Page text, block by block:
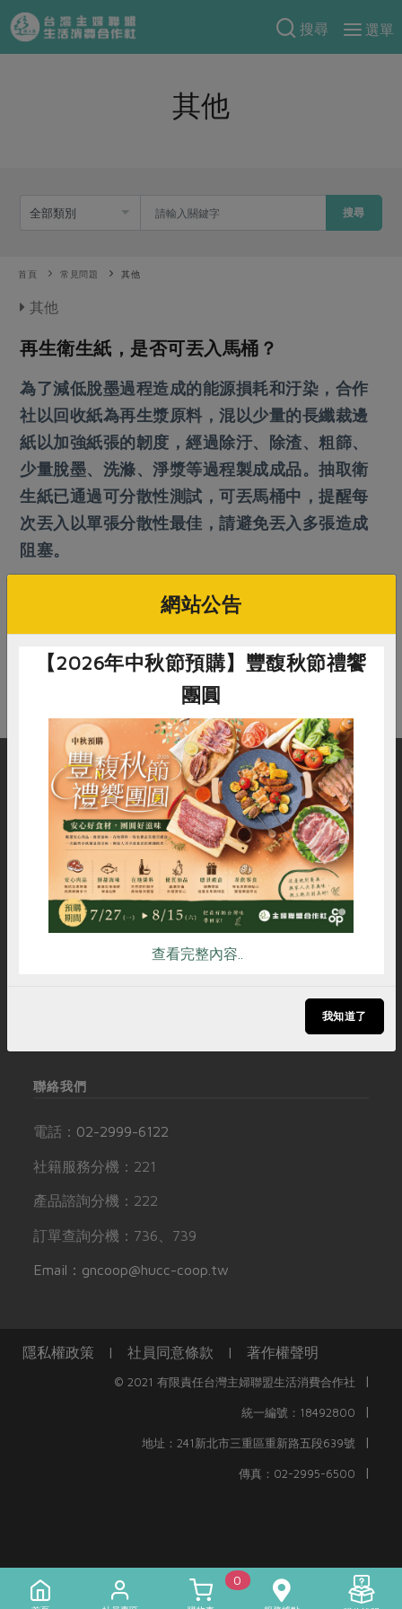
搜尋
選單
產品分類
畜產肉類 水產
水畜加工品
調理食材・點心
調味醬料/南北貨 烘焙
休閒零嘴
美妝保養 個人清潔
織品
圖書禮品
防災用品
最新產品
優惠專區
素食專區
麵食
海鮮
常備菜
蔬食
蛋料理
料理方式
烘焙．點心
醬料
湯品．鍋物
漬物
飲品
異國料理
年菜食譜
養身食補
節慶大餐
高麗菜海鮮煎餅
預購活動
把最好的台灣味帶回家！
當季產品
合作25-經典快閃最後一週
合作25-精選產品第三彈
更多當季產品
主婦聯盟X樂齡網特約優惠案
30%rPET紅烏龍茶
把最好的台灣味帶回家！
綠主張
主婦食堂
社內大小事
產品故事 生活提案
樂齡生活 親子食育
廚房瑜伽
關注議題
減硝酸鹽 惜食
非基改運動 支持本土農糧
廢核運動
減塑減廢
更多議題
綠主張月刊
典藏閱覽室
合作社組織
員工與求才
產品檢驗
自主把關
檢驗報告
硝酸鹽檢驗
最新消息
媒體報導
下載專區
地區活動
社務會議 地區活動
其他
搜尋
首頁 常見問題 其他
其他
再生衛生紙，是否可丟入馬桶？
為了減低脫墨過程造成的能源損耗和汙染，合作
社以回收紙為再生漿原料，混以少量的長纖裁邊
紙以加強紙張的韌度，經過除汙、除渣、粗篩、
少量脫墨、洗滌、淨漿等過程製成成品。抽取衛
生紙已通過可分散性測試，可丟馬桶中，提醒每
次丟入以單張分散性最佳，請避免丟入多張造成
阻塞。
返回列表
在常見問題找不到答案？別擔心，您可以到聯絡我們線上
送出您的疑問，我們會盡快在3個工作天內回覆您！
購物說明 服務據點 加入合作社
社服資訊
常見問題
追蹤我們
訂閱電子報
追蹤Facebook專頁
聯絡我們
電話： 02-2999-6122
社籍服務分機：221
產品諮詢分機：222
訂單查詢分機：736、739
Email：gncoop@hucc-coop.tw
隱私權政策 | 社員同意條款 | 著作權聲明
© 2021 有限責任台灣主婦聯盟生活消費合作社 |
統一編號：18492800 |
地址：241新北市三重區重新路五段639號 |
傳真：02-2995-6500 |
0
惜食 RPET 食譜 減硝酸鹽
雞蛋 食安 共同購買
網站公告
【2026年中秋節預購】豐馥秋節禮饗
團圓
查看完整內容..
我知道了